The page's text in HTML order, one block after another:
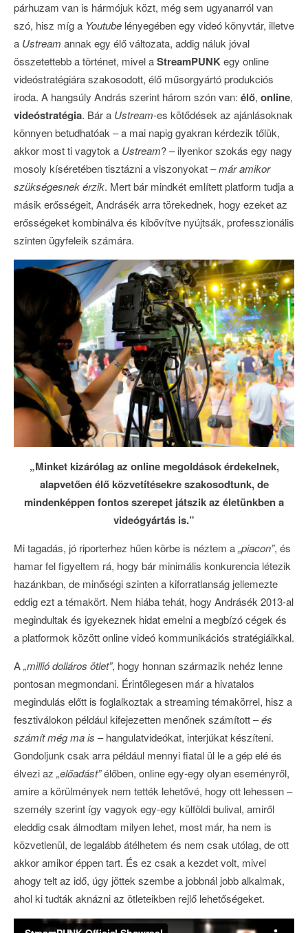
párhuzam van is hármójuk közt, még sem ugyanarról van
szó, hisz míg a Youtube lényegében egy videó könyvtár, illetve
a Ustream annak egy élő változata, addig náluk jóval
összetettebb a történet, mivel aStreamPUNKegy online
videóstratégiára szakosodott, élő műsorgyártó produkciós
iroda. A hangsúly András szerint három szón van: élő, online,
videóstratégia. Bár a Ustream-es kötődések az ajánlásoknak
könnyen betudhatóak – a mai napig gyakran kérdezik tőlük,
akkor most ti vagytok a Ustream? – ilyenkor szokás egy nagy
mosoly kíséretében tisztázni a viszonyokat –már amikor
szükségesnek érzik. Mert bár mindkét említett platform tudja a
másik erősségeit, Andrásék arra törekednek, hogy ezeket az
erősségeket kombinálva és kibővítve nyújtsák, professzionális
szinten ügyfeleik számára.
„Minket kizárólag az online megoldások érdekelnek,
alapvetően élő közvetítésekre szakosodtunk, de
mindenképpen fontos szerepet játszik az életünkben a
videógyártás is.”
Mi tagadás, jó riporterhez hűen körbe is néztem a„piacon”, és
hamar fel figyeltem rá, hogy bár minimális konkurencia létezik
hazánkban, de minőségi szinten a kiforratlanság jellemezte
eddig ezt a témakört. Nem hiába tehát, hogy Andrásék 2013-al
megindultak és igyekeznek hidat emelni a megbízó cégek és
a platformok között online videó kommunikációs stratégiáikkal.
A„millió dolláros ötlet”, hogy honnan származik nehéz lenne
pontosan megmondani. Érintőlegesen már a hivatalos
megindulás előtt is foglalkoztak a streaming témakörrel, hisz a
fesztiválokon például kifejezetten menőnek számított –és
számít még ma is – hangulatvideókat, interjúkat készíteni.
Gondoljunk csak arra például mennyi fiatal ül le a gép elé és
élvezi az „előadást”élőben, online egy-egy olyan eseményről,
amire a körülmények nem tették lehetővé, hogy ott lehessen –
személy szerint így vagyok egy-egy külföldi bulival, amiről
eleddig csak álmodtam milyen lehet, most már, ha nem is
közvetlenül, de legalább átélhetem és nem csak utólag, de ott
akkor amikor éppen tart. És ez csak a kezdet volt, mivel
ahogy telt az idő, úgy jöttek szembe a jobbnál jobb alkalmak,
ahol ki tudták aknázni az ötleteikben rejlő lehetőségeket.